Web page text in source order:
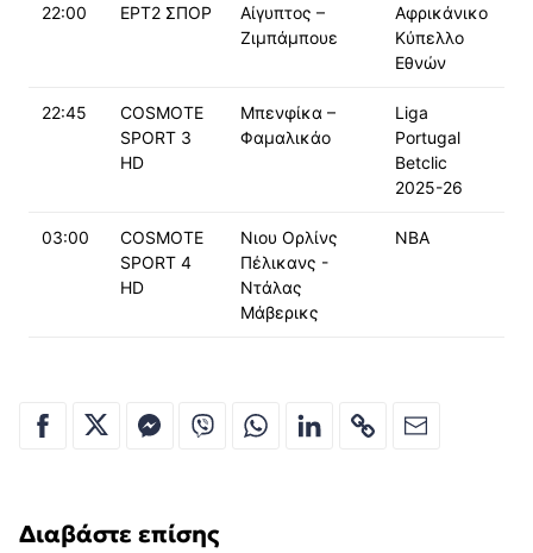
22:00 ΕΡΤ2 ΣΠΟΡ
Αίγυπτος –
Ζιμπάμπουε
Αφρικάνικο
Κύπελλο
Εθνών
22:45
COSMOTE
SPORT 3
HD
Μπενφίκα –
Φαμαλικάο
Liga
Portugal
Betclic
2025-26
03:00
COSMOTE
SPORT 4
HD
Νιου Ορλίνς
Πέλικανς -
Ντάλας
Μάβερικς
NBA
Διαβάστε επίσης